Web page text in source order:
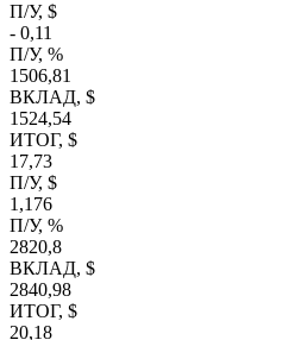
П/У, $
- 0,11
П/У, %
1506,81
ВКЛАД, $
1524,54
ИТОГ, $
17,73
П/У, $
1,176
П/У, %
2820,8
ВКЛАД, $
2840,98
ИТОГ, $
20,18